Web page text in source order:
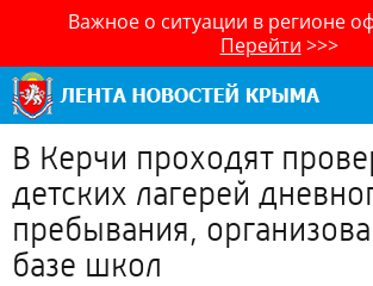
Важное о ситуации в регионе
Перейти >>>
В Керчи проходят
детских лагерей
пребывания,
базе школ